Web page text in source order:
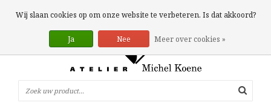
0 Artikelen
Wij slaan cookies op om onze website te verbeteren. Is dat akkoord?
Ja Nee Meer over cookies »